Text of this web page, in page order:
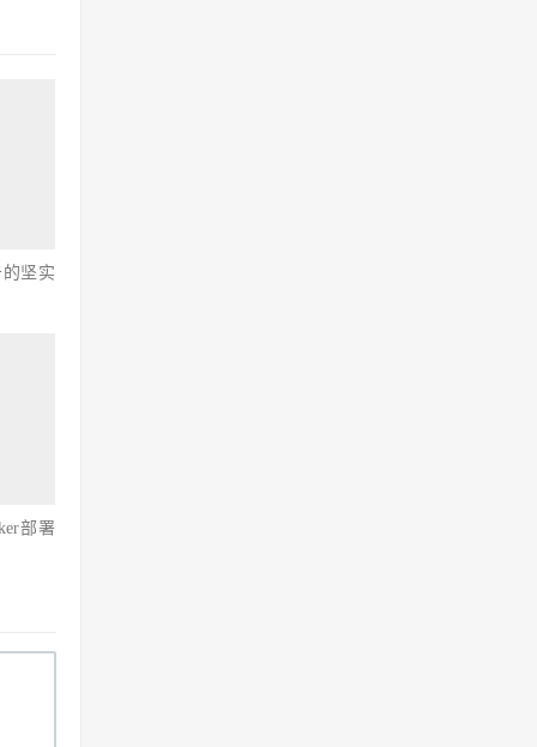
坚实
部署